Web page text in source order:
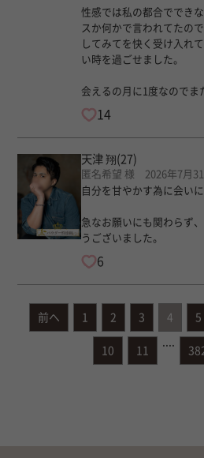
性感では私の都合ででき
スか何かで言われてたの
してみてを快く受け入れ
い時を過ごせました。
会えるの月に1度なのでま
14
天津 翔(27)
匿名希望 様 2026年7月31
自分を甘やかす為に会いに
急なお願いにも関わらず
うございました。
6
前へ 1 2 3 4 5
10 11